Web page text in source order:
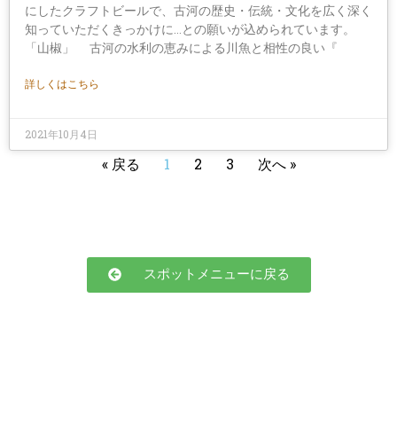
にしたクラフトビールで、古河の歴史・伝統・文化を広く深く
知っていただくきっかけに…との願いが込められています。
「山椒」 古河の水利の恵みによる川魚と相性の良い『
詳しくはこちら
2021年10月4日
« 戻る 1 2 3 次へ »
スポットメニューに戻る